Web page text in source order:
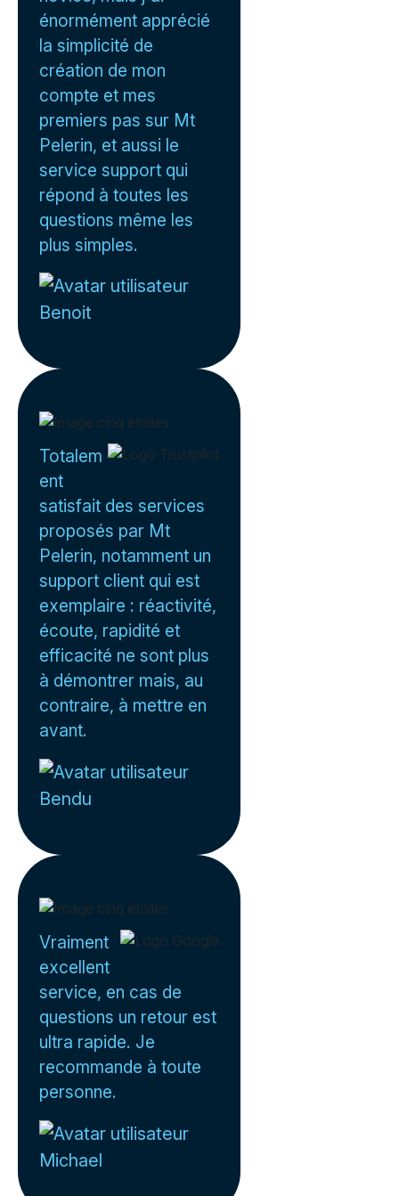
énormément apprécié
la simplicité de
création de mon
compte et mes
premiers pas sur Mt
Pelerin, et aussi le
service support qui
répond à toutes les
questions même les
plus simples.
Benoit
Totalem
ent
satisfait des services
proposés par Mt
Pelerin, notamment un
support client qui est
exemplaire : réactivité,
écoute, rapidité et
efficacité ne sont plus
à démontrer mais, au
contraire, à mettre en
avant.
Bendu
Vraiment
excellent
service, en cas de
questions un retour est
ultra rapide. Je
recommande à toute
personne.
Michael